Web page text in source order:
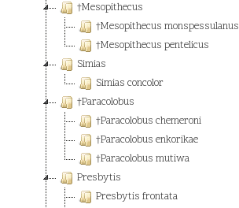
†Mesopithecus
†Mesopithecus monspessulanus
†Mesopithecus pentelicus
Simias
Simias concolor
†Paracolobus
†Paracolobus chemeroni
†Paracolobus enkorikae
†Paracolobus mutiwa
Presbytis
Presbytis frontata